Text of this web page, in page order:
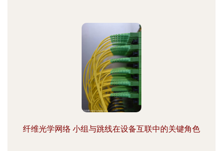
纤维光学网络 小组与跳线在设备互联中的关键角色